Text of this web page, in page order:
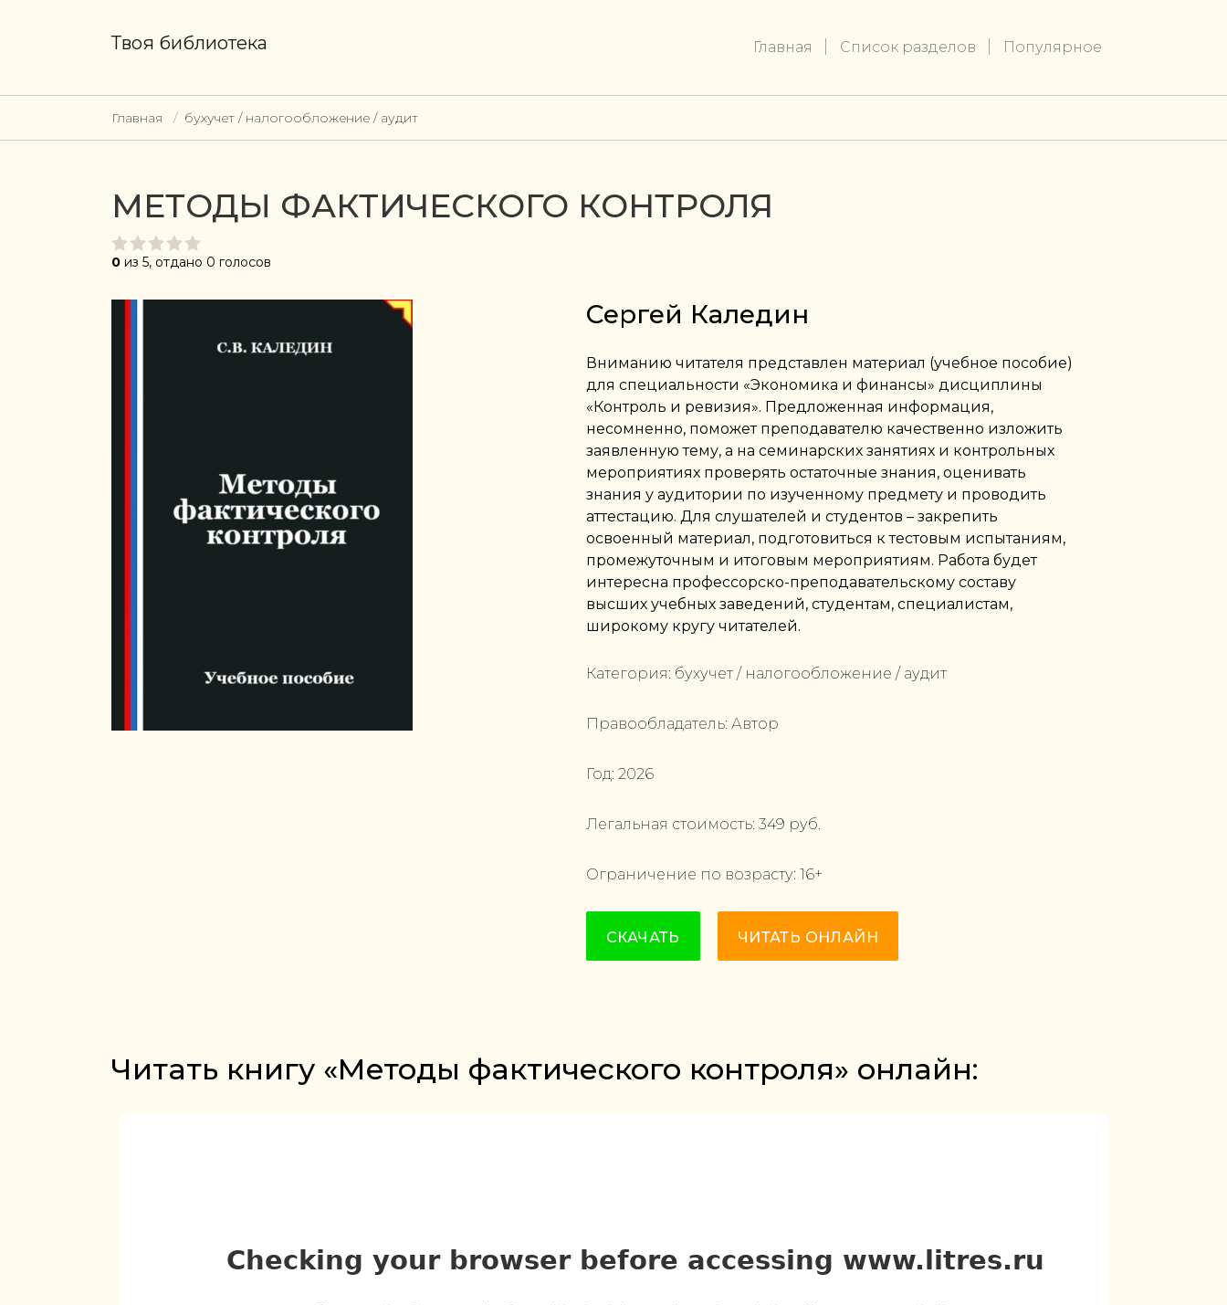
Твоя библиотека Главная Список разделов Популярное
Главная бухучет / налогообложение / аудит
МЕТОДЫ ФАКТИЧЕСКОГО КОНТРОЛЯ
0 из 5, отдано 0 голосов
Сергей Каледин
Вниманию читателя представлен материал (учебное пособие)
для специальности «Экономика и финансы» дисциплины
«Контроль и ревизия». Предложенная информация,
несомненно, поможет преподавателю качественно изложить
заявленную тему, а на семинарских занятиях и контрольных
мероприятиях проверять остаточные знания, оценивать
знания у аудитории по изученному предмету и проводить
аттестацию. Для слушателей и студентов – закрепить
освоенный материал, подготовиться к тестовым испытаниям,
промежуточным и итоговым мероприятиям. Работа будет
интересна профессорско-преподавательскому составу
высших учебных заведений, студентам, специалистам,
широкому кругу читателей.
Категория: бухучет / налогообложение / аудит
Правообладатель: Автор
Год: 2026
Легальная стоимость: 349 руб.
Ограничение по возрасту: 16+
СКАЧАТЬ ЧИТАТЬ ОНЛАЙН
Читать книгу «Методы фактического контроля» онлайн: